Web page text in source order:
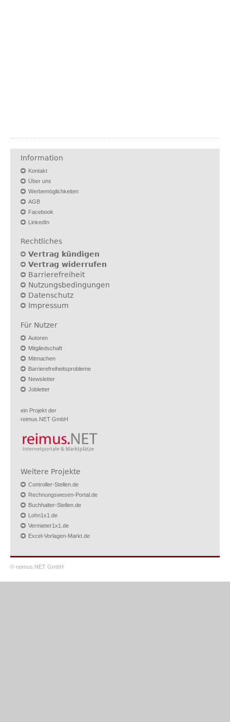
Information
Kontakt
Über uns
Werbemöglichkeiten
AGB
Facebook
LinkedIn
Rechtliches
Vertrag kündigen
Vertrag widerrufen
Barrierefreiheit
Nutzungsbedingungen
Datenschutz
Impressum
Für Nutzer
Autoren
Mitgliedschaft
Mitmachen
Barrierefreiheitsprobleme
Newsletter
Jobletter
ein Projekt der
reimus.NET GmbH
Weitere Projekte
Controller-Stellen.de
Rechnungswesen-Portal.de
Buchhalter-Stellen.de
Lohn1x1.de
Vermieter1x1.de
Excel-Vorlagen-Markt.de
© reimus.NET GmbH